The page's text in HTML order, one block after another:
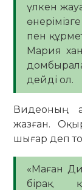
үлкен
пен
Мария
дейді ол.
Видеоның
жазған.
шығар деп
«Маған
бірақ